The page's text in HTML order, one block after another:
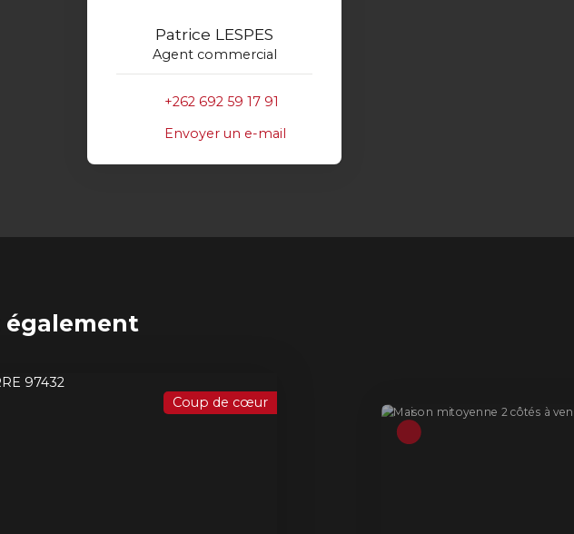
Patrice LESPES
Agent commercial
+262 692 59 17 91
Envoyer un e-mail
également
Mandat MAXIMUM